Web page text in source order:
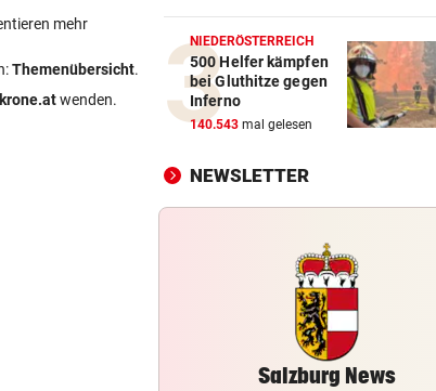
mehr
Themenübersicht.
wenden.
Prognose: Ein Titelfavorit
viele Unbekannte
NACH 14 JAHREN vor
Freund: „Es war nicht leicht
GRÖDIG-PRÄSIDENT
„Die Favoritenrolle nehmen
NACH REGENPAUSE
Wer auf die Fortsetzung der
Salzburg-Partie pochte
NIEDERÖSTERREICH
500 Helfer kämpfen
bei Gluthitze gegen
Inferno
140.543 mal gelesen
NEWSLETTER
Salzburg News